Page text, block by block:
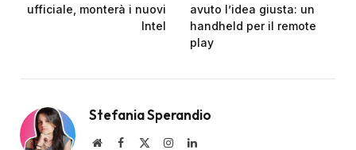
ufficiale, monterà i nuovi
Intel
avuto l’idea giusta: un
handheld per il remote
play
Stefania Sperandio
WebsiteFacebook InstagramLinkedIn